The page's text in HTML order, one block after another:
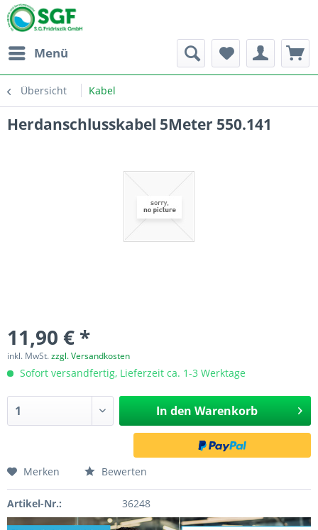
Menü
Übersicht Kabel
Herdanschlusskabel 5Meter 550.141
11,90 € *
inkl. MwSt.zzgl. Versandkosten
Sofort versandfertig, Lieferzeit ca. 1-3 Werktage
In den Warenkorb
Merken Bewerten
Artikel-Nr.: 36248